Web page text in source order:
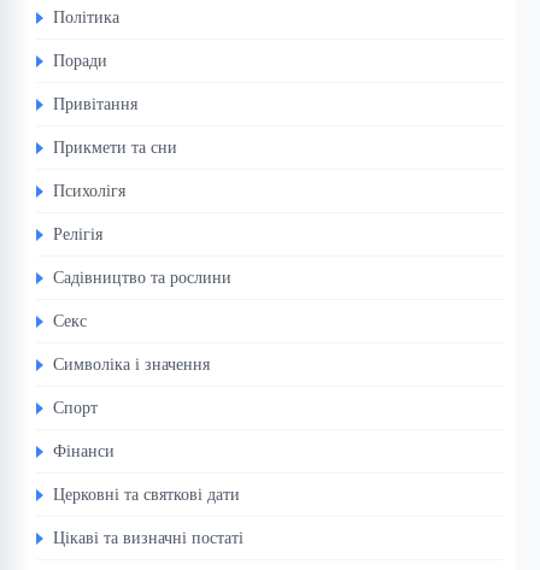
Політика
Поради
Привітання
Прикмети та сни
Психолігя
Релігія
Садівництво та рослини
Секс
Символіка і значення
Спорт
Фінанси
Церковні та святкові дати
Цікаві та визначні постаті